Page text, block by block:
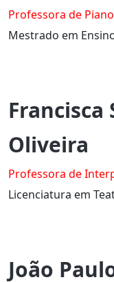
Professora de Piano
Mestrado em
Francisca
Oliveira
Professora de
Licenciatura em
João